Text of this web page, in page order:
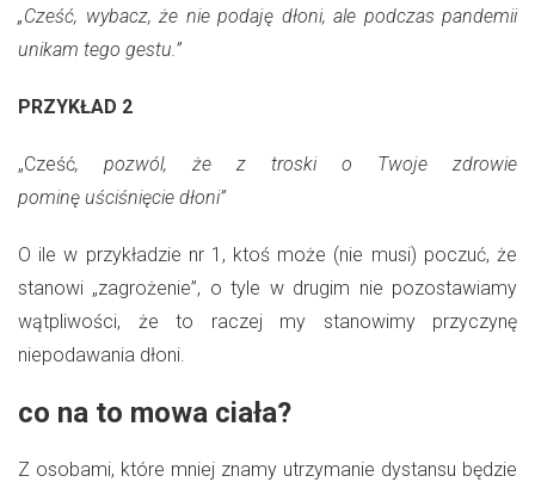
„Cześć, wybacz, że nie podaję dłoni, ale podczas pandemii
unikam tego gestu.”
PRZYKŁAD 2
„Cześć, pozwól, że z troski o Twoje zdrowie
pominę uściśnięcie dłoni”
O ile w przykładzie nr 1, ktoś może (nie musi) poczuć, że
stanowi „zagrożenie”, o tyle w drugim nie pozostawiamy
wątpliwości, że to raczej my stanowimy przyczynę
niepodawania dłoni.
co na to mowa ciała?
Z osobami, które mniej znamy utrzymanie dystansu będzie